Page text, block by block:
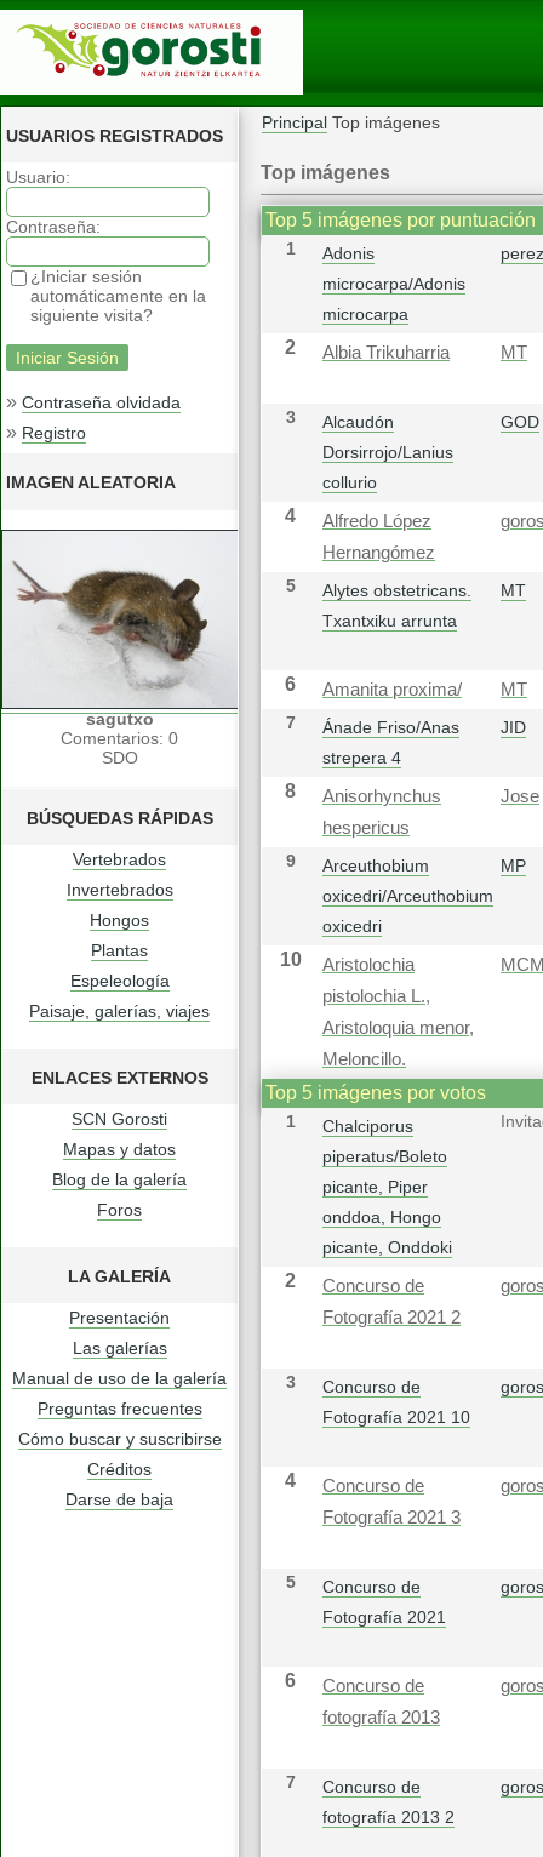
USUARIOS REGISTRADOS
Usuario:
Contraseña:
¿Iniciar sesión
automáticamente en la
siguiente visita?
» Contraseña olvidada
» Registro
IMAGEN ALEATORIA
sagutxo
Comentarios: 0
SDO
BÚSQUEDAS RÁPIDAS
Vertebrados
Invertebrados
Hongos
Plantas
Espeleología
Paisaje, galerías, viajes
ENLACES EXTERNOS
SCN Gorosti
Mapas y datos
Blog de la galería
Foros
LA GALERÍA
Presentación
Las galerías
Manual de uso de la galería
Preguntas frecuentes
Cómo buscar y suscribirse
Créditos
Darse de baja
Principal Top imágenes
Top imágenes
Top 5 imágenes por puntuación
1
Adonis
microcarpa/Adonis
microcarpa
2 Albia Trikuharria MT
3
Alcaudón
Dorsirrojo/Lanius
collurio
GOD
4
Alfredo López
Hernangómez
5
Alytes obstetricans.
Txantxiku arrunta
MT
6 Amanita proxima/
MT
7
Ánade Friso/Anas
strepera 4
JID
8
Anisorhynchus
hespericus
Jose
9
Arceuthobium
oxicedri/Arceuthobium
oxicedri
MP
10
Aristolochia
pistolochia L.,
Aristoloquia menor,
Meloncillo.
Top 5 imágenes por votos
1
Chalciporus
piperatus/Boleto
picante, Piper
onddoa, Hongo
picante, Onddoki
2
Concurso de
Fotografía 2021 2
3
Concurso de
Fotografía 2021 10
4
Concurso de
Fotografía 2021 3
5
Concurso de
Fotografía 2021
6
Concurso de
fotografía 2013
7
Concurso de
fotografía 2013 2